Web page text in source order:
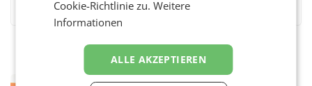
RETAIL
Cookie-Richtlinie zu.Weitere
Informationen
ALLE AKZEPTIEREN